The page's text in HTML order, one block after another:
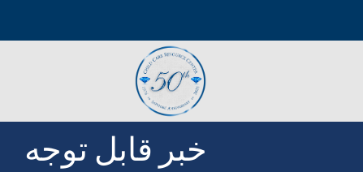
خبر قابل توجه